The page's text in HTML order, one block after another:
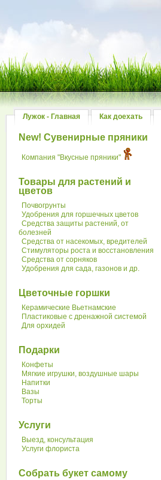
Лужок - Главная Как доехать
New! Сувенирные пряники
Компания "Вкусные пряники"
Товары для растений и
цветов
Почвогрунты
Удобрения для горшечных цветов
Средства защиты растений, от
болезней
Средства от насекомых, вредителей
Стимуляторы роста и восстановления
Средства от сорняков
Удобрения для сада, газонов и др.
Цветочные горшки
Керамические Вьетнамские
Пластиковые с дренажной системой
Для орхидей
Подарки
Конфеты
Мягкие игрушки, воздушные шары
Напитки
Вазы
Торты
Услуги
Выезд, консультация
Услуги флориста
Собрать букет самому